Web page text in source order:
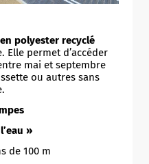
polyester recyclé
Elle permet d’accéder
mai et septembre
ou autres sans
»
de 100 m